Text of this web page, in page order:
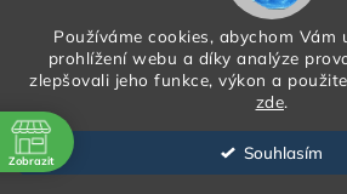
Používáme cookies, abychom Vám
prohlížení webu a díky analýze
zlepšovali jeho funkce, výkon a
zde.
Souhlasím
Podmínky ochrany
Copyright 2026 HORA PP s.r.o.
Shoptet | Design
Zobrazit